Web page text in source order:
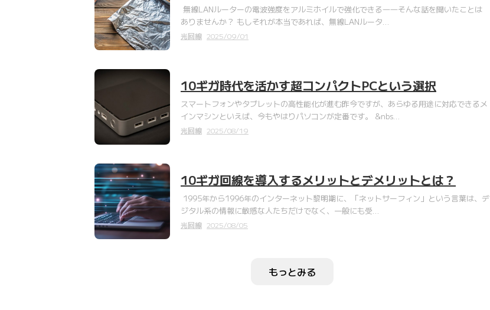
無線LANルーターの電波強度をアルミホイルで強化できる――そんな話を聞いたことは
ありませんか？ もしそれが本当であれば、無線LANルータ…
光回線 2025/09/01
10ギガ時代を活かす超コンパクトPCという選択
スマートフォンやタブレットの高性能化が進む昨今ですが、あらゆる用途に対応できるメ
インマシンといえば、今もやはりパソコンが定番です。 &nbs…
光回線 2025/08/19
10ギガ回線を導入するメリットとデメリットとは？
1995年から1996年のインターネット黎明期に、「ネットサーフィン」という言葉は、デ
ジタル系の情報に敏感な人たちだけでなく、一般にも受…
光回線 2025/08/05
もっとみる